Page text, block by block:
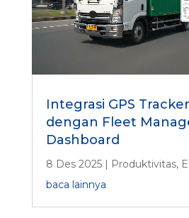
Integrasi GPS
dengan Fleet
Dashboard
8 Des 2025| Produktivitas,
baca lainnya